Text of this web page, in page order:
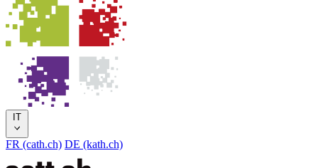
IT
FR (cath.ch) DE (kath.ch)